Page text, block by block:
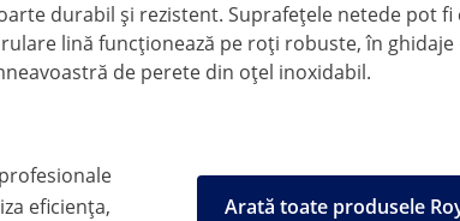
durabil și rezistent. Suprafețele netede pot
lină funcționează pe roți robuste, în
de perete din oțel inoxidabil.
eficiența,
Arată toate produsele